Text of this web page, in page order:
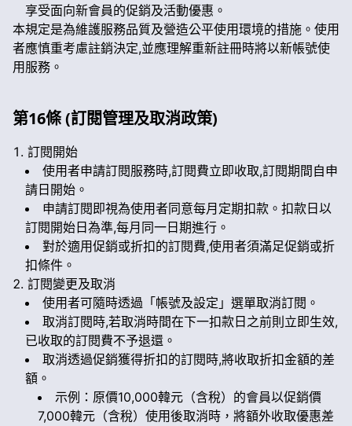
享受面向新會員的促銷及活動優惠。
本規定是為維護服務品質及營造公平使用環境的措施。使用
者應慎重考慮註銷決定,並應理解重新註冊時將以新帳號使
用服務。
第16條 (訂閱管理及取消政策)
訂閱開始
使用者申請訂閱服務時,訂閱費立即收取,訂閱期間自申
請日開始。
申請訂閱即視為使用者同意每月定期扣款。扣款日以
訂閱開始日為準,每月同一日期進行。
對於適用促銷或折扣的訂閱費,使用者須滿足促銷或折
扣條件。
訂閱變更及取消
使用者可隨時透過「帳號及設定」選單取消訂閱。
取消訂閱時,若取消時間在下一扣款日之前則立即生效,
已收取的訂閱費不予退還。
取消透過促銷獲得折扣的訂閱時,將收取折扣金額的差
額。
示例：原價10,000韓元（含稅）的會員以促銷價
7,000韓元（含稅）使用後取消時，將額外收取優惠差